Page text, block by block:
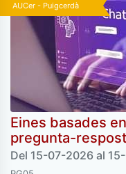
AUCer - Puigcerdà
Eines basades
pregunta-
Del 15-07-2026 al